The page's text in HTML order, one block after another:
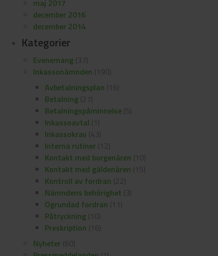
maj 2017
december 2016
december 2014
Kategorier
Evenemang (37)
Inkassonämnden (190)
Avbetalningsplan (16)
Betalning (27)
Betalningspåminnelse (5)
Inkassoavtal (1)
Inkassokrav (43)
Interna rutiner (12)
Kontakt med borgenären (10)
Kontakt med gäldenären (15)
Kontroll av fordran (22)
Nämndens behörighet (3)
Ogrundad fordran (11)
Påtryckning (10)
Preskription (16)
Nyheter (60)